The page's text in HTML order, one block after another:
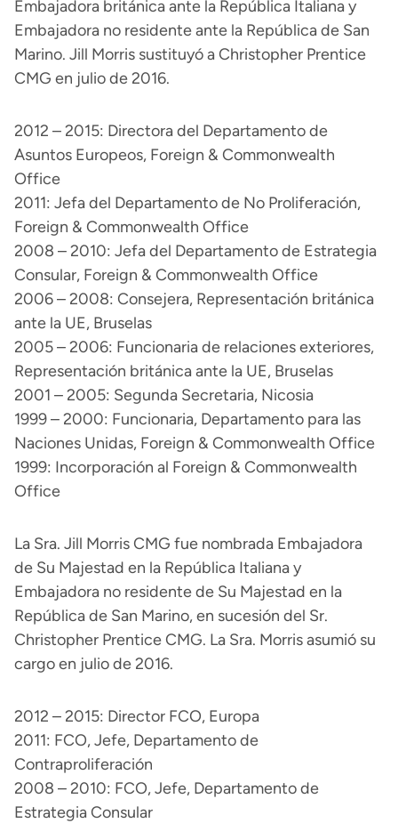
Embajadora británica ante la República Italiana y
Embajadora no residente ante la República de San
Marino. Jill Morris sustituyó a Christopher Prentice
CMG en julio de 2016.
2012 – 2015: Directora del Departamento de
Asuntos Europeos, Foreign & Commonwealth
Office
2011: Jefa del Departamento de No Proliferación,
Foreign & Commonwealth Office
2008 – 2010: Jefa del Departamento de Estrategia
Consular, Foreign & Commonwealth Office
2006 – 2008: Consejera, Representación británica
ante la UE, Bruselas
2005 – 2006: Funcionaria de relaciones exteriores,
Representación británica ante la UE, Bruselas
2001 – 2005: Segunda Secretaria, Nicosia
1999 – 2000: Funcionaria, Departamento para las
Naciones Unidas, Foreign & Commonwealth Office
1999: Incorporación al Foreign & Commonwealth
Office
La Sra. Jill Morris CMG fue nombrada Embajadora
de Su Majestad en la República Italiana y
Embajadora no residente de Su Majestad en la
República de San Marino, en sucesión del Sr.
Christopher Prentice CMG. La Sra. Morris asumió su
cargo en julio de 2016.
2012 – 2015: Director FCO, Europa
2011: FCO, Jefe, Departamento de
Contraproliferación
2008 – 2010: FCO, Jefe, Departamento de
Estrategia Consular